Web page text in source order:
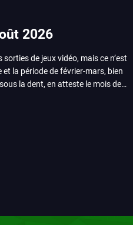
2026
de jeux vidéo, mais ce n’est
la période de février-mars, bien
la dent, en atteste le mois de
Game Freak sait faire autre
de Gamescom, avec Star Wars,
mois de juin. Vous trouverez